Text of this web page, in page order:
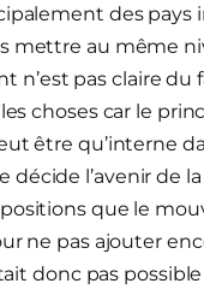
des
mettre au même
n’est pas claire
choses car le
être qu’interne
l’avenir de
que le
ne pas ajouter
donc pas possible